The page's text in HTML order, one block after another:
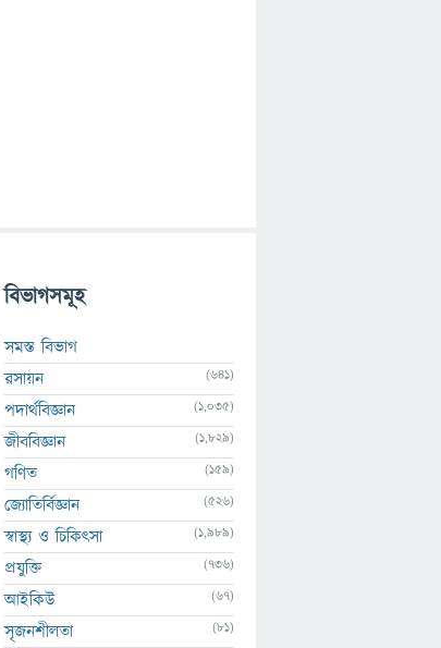
বিভাগসমূহ
সমস্ত বিভাগ
রসায়ন
(641)
পদার্থবিজ্ঞান (1,035)
জীববিজ্ঞান (1,829)
গণিত (159)
জ্যোতির্বিজ্ঞান (526)
স্বাস্থ্য ও চিকিৎসা (1,989)
প্রযুক্তি (736)
আইকিউ (67)
সৃজনশীলতা (81)